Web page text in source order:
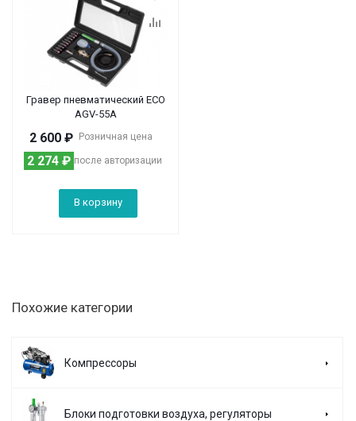
Гравер пневматический ECO
AGV-55A
Розничная цена
2 600 ₽
после авторизации
2 274 ₽
В корзину
Похожие категории
Компрессоры
Блоки подготовки воздуха, регуляторы